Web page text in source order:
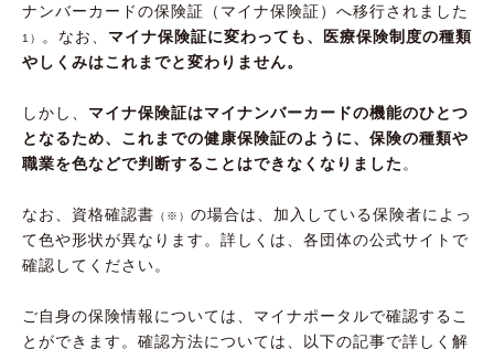
ナンバーカードの保険証（マイナ保険証）へ移行されました
1） 。なお、 マイナ保険証に変わっても、医療保険制度の種類
やしくみはこれまでと変わりません。
しかし、 マイナ保険証はマイナンバーカードの機能のひとつ
となるため、これまでの健康保険証のように、保険の種類や
職業を色などで判断することはできなくなりました 。
なお、資格確認書 （※） の場合は、加入している保険者によっ
て色や形状が異なります。詳しくは、各団体の公式サイトで
確認してください。
ご自身の保険情報については、マイナポータルで確認するこ
とができます。確認方法については、以下の記事で詳しく解